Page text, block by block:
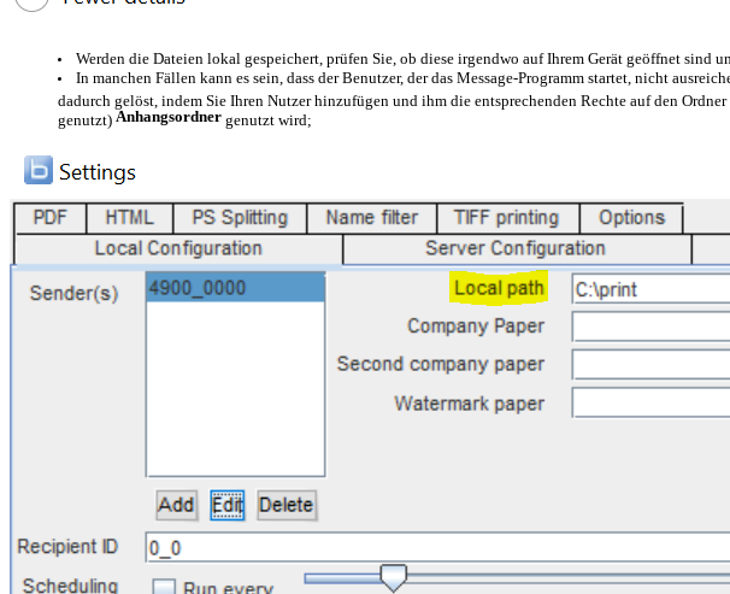
Werden die Dateien lokal gespeichert, prüfen Sie, ob diese irgendwo auf Ihrem Gerät geöffnet sind
In manchen Fällen kann es sein, dass der Benutzer, der das Message-Programm startet, nicht
dadurch gelöst, indem Sie Ihren Nutzer hinzufügen und ihm die entsprechenden Rechte auf den
genutzt) Anhangsordner genutzt wird;